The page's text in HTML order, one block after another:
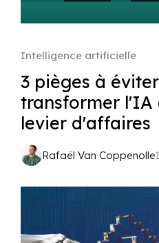
Intelligence artificielle
3 pièges à
transformer l'IA
levier d'affaires
Rafaël Van Coppenolle